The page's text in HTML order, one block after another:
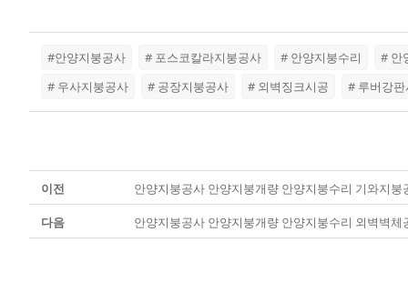
#안양지붕공사 # 포스코칼라지붕공사 # 안양지붕수리
# 안
# 우사지붕공사
# 공장지붕공사 # 외벽징크시공 # 루버강
이전 안양지붕공사 안양지붕개량 안양지붕수리 기와지붕
다음 안양지붕공사 안양지붕개량 안양지붕수리 외벽벽